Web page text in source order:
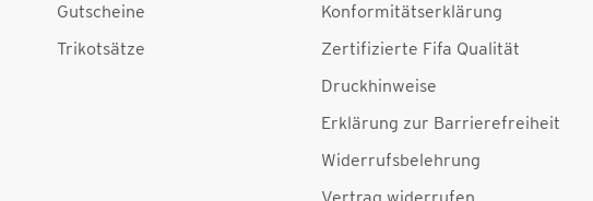
Gutscheine
Trikotsätze
Konformitätserklärung
Zertifizierte Fifa Qualität
Druckhinweise
Erklärung zur Barrierefreiheit
Widerrufsbelehrung
Vertrag widerrufen